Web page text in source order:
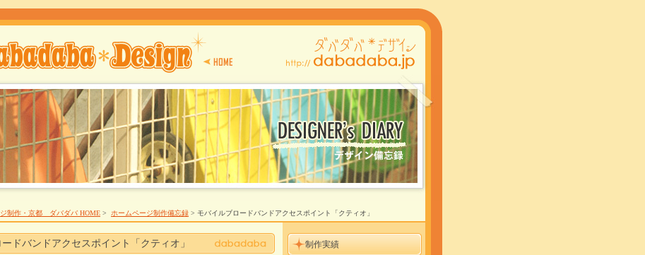
制作・京都 ダバダバ HOME > ホームページ制作備忘録 > モバイルブロードバンドアクセスポイント「クティオ」
ドバンドアクセスポイント「クティオ」 制作実績